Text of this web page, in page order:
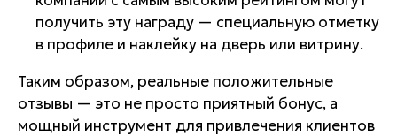
получить эту награду — специальную отметку
в профиле и наклейку на дверь или витрину.
Таким образом, реальные положительные
отзывы — это не просто приятный бонус, а
мощный инструмент для привлечения клиентов